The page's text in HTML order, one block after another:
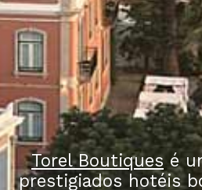
Torel Boutiques é
prestigiados hotéis